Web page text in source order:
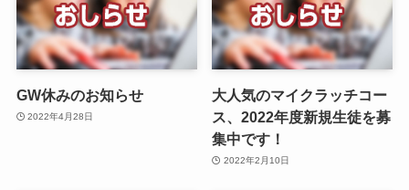
GW休みのお知らせ
2022年4月28日
大人気のマイクラッチコー
ス、2022年度新規生徒を募
集中です！
2022年2月10日